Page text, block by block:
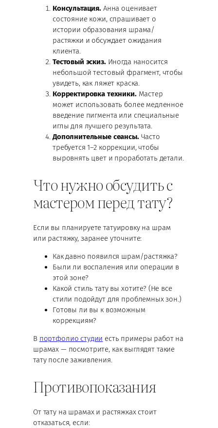
Консультация. Анна оценивает
состояние кожи, спрашивает о
истории образования шрама/
растяжки и обсуждает ожидания
клиента.
Тестовый эскиз.Иногда наносится
небольшой тестовый фрагмент, чтобы
увидеть, как ляжет краска.
Корректировка техники.Мастер
может использовать более медленное
введение пигмента или специальные
иглы для лучшего результата.
Дополнительные сеансы.Часто
требуется 1–2 коррекции, чтобы
выровнять цвет и проработать детали.
Что нужно обсудить с
мастером перед тату?
Если вы планируете татуировку на шрам
или растяжку, заранее уточните:
Как давно появился шрам/растяжка?
Были ли воспаления или операции в
этой зоне?
Какой стиль тату вы хотите? (Не все
стили подойдут для проблемных зон.)
Готовы ли вы к возможным
коррекциям?
В портфолио студии есть примеры работ на
шрамах — посмотрите, как выглядят такие
тату после заживления.
Противопоказания
От тату на шрамах и растяжках стоит
отказаться, если: